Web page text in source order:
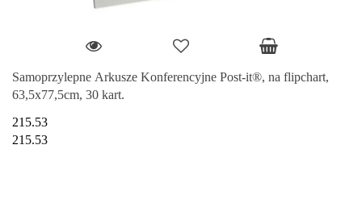
Samoprzylepne Arkusze Konferencyjne Post-it®, na flipchart,
63,5x77,5cm, 30 kart.
215.53
215.53